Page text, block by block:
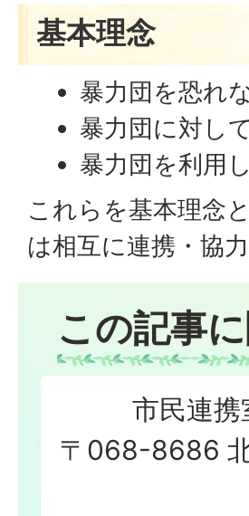
基本理念
暴力団を恐れ
暴力団に対し
暴力団を利用
これらを基本理念
は相互に連携・協
この記事
市民連
〒068-8686